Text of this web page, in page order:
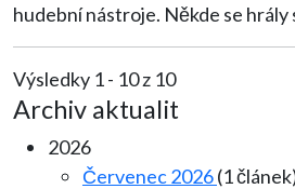
hudební nástroje. Někde se hrály
Výsledky 1 - 10 z 10
Archiv aktualit
2026
Červenec 2026(1